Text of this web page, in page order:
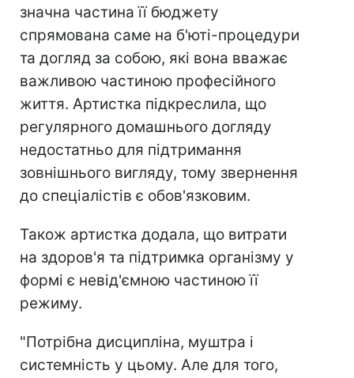
значна частина її бюджету
спрямована саме на б'юті-процедури
та догляд за собою, які вона вважає
важливою частиною професійного
життя. Артистка підкреслила, що
регулярного домашнього догляду
недостатньо для підтримання
зовнішнього вигляду, тому звернення
до спеціалістів є обов'язковим.
Також артистка додала, що витрати
на здоров'я та підтримка організму у
формі є невід'ємною частиною її
режиму.
"Потрібна дисципліна, муштра і
системність у цьому. Але для того,